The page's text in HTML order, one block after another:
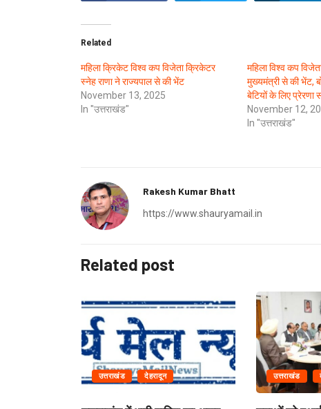
Related
महिला क्रिकेट विश्व कप विजेता क्रिकेटर
स्नेह राणा ने राज्यपाल से की भेंट
November 13, 2025
In "उत्तराखंड"
महिला विश्व कप
मुख्यमंत्री से की भेंट,
बेटियों के लिए प्रेरणा
November 12,
In "उत्तराखंड"
Rakesh Kumar Bhatt
https://www.shauryamail.in
Related post
उत्तराखंड देहरादून उत्तराखंड